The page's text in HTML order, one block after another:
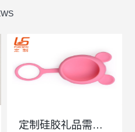
定制硅胶礼品需要用到的几种工艺介绍